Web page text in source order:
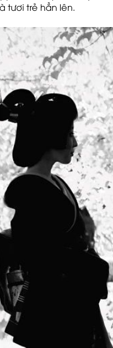
tươi trẻ hẳn lên.